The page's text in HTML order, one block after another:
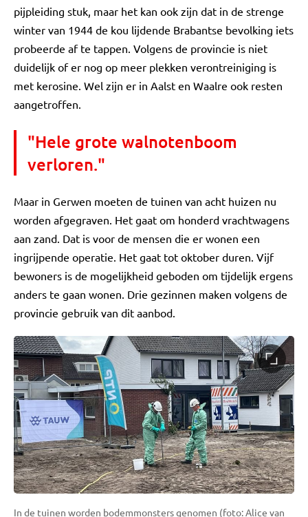
pijpleiding stuk, maar het kan ook zijn dat in de strenge
winter van 1944 de kou lijdende Brabantse bevolking iets
probeerde af te tappen. Volgens de provincie is niet
duidelijk of er nog op meer plekken verontreiniging is
met kerosine. Wel zijn er in Aalst en Waalre ook resten
aangetroffen.
"Hele grote walnotenboom
verloren."
Maar in Gerwen moeten de tuinen van acht huizen nu
worden afgegraven. Het gaat om honderd vrachtwagens
aan zand. Dat is voor de mensen die er wonen een
ingrijpende operatie. Het gaat tot oktober duren. Vijf
bewoners is de mogelijkheid geboden om tijdelijk ergens
anders te gaan wonen. Drie gezinnen maken volgens de
provincie gebruik van dit aanbod.
In de tuinen worden bodemmonsters genomen (foto: Alice van